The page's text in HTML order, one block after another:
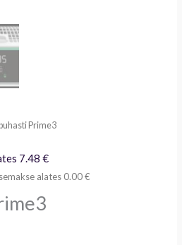
Prime3
7.48 €
alates 0.00 €